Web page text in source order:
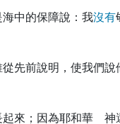
中的保障說：我沒有
先前說明，使我們說
起來；因為耶和華 神